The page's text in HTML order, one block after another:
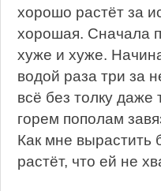
хорошо растёт за
хорошая. Сначала
хуже и хуже.
водой раза три за
всё без толку даже
горем пополам
Как мне вырастить
растёт, что ей не